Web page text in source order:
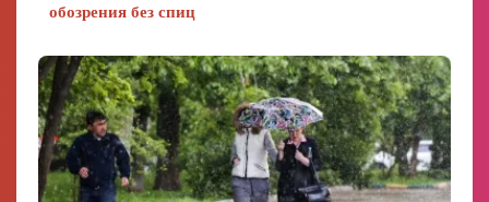
обозрения без спиц